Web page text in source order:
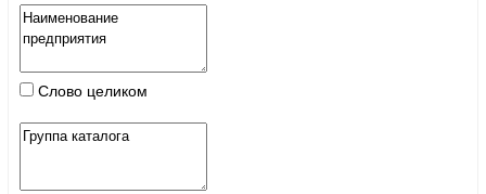
Слово целиком